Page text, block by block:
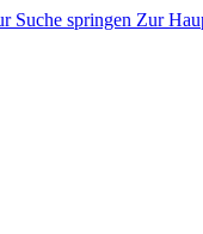
Suche springen Zur